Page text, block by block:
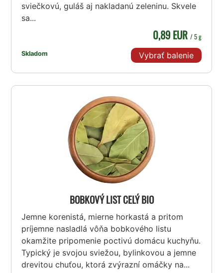
sviečkovú, guláš aj nakladanú zeleninu. Skvele
sa...
Skladom
0,89 EUR / 5 g
Vybrať balenie
BOBKOVÝ LIST CELÝ BIO
Jemne korenistá, mierne horkastá a pritom
príjemne nasladlá vôňa bobkového listu
okamžite pripomenie poctivú domácu kuchyňu.
Typický je svojou sviežou, bylinkovou a jemne
drevitou chuťou, ktorá zvýrazní omáčky na...